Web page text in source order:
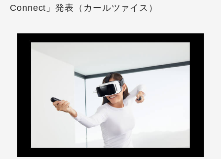
Connect」発表（カールツァイス）